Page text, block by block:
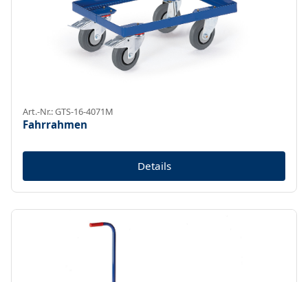
Art.-Nr.: GTS-16-4071M
Fahrrahmen
Details